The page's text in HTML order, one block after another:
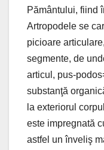
Pământului, fiind
Artropodele se
picioare
segmente, de
articul, pus-
substanţă
la exteriorul
este impregnată
astfel un înveliş